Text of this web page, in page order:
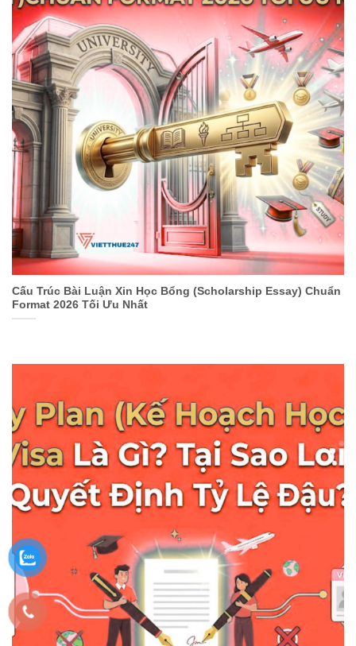
Cấu Trúc Bài Luận Xin Học Bổng (Scholarship Essay) Chuẩn
Format 2026 Tối Ưu Nhất